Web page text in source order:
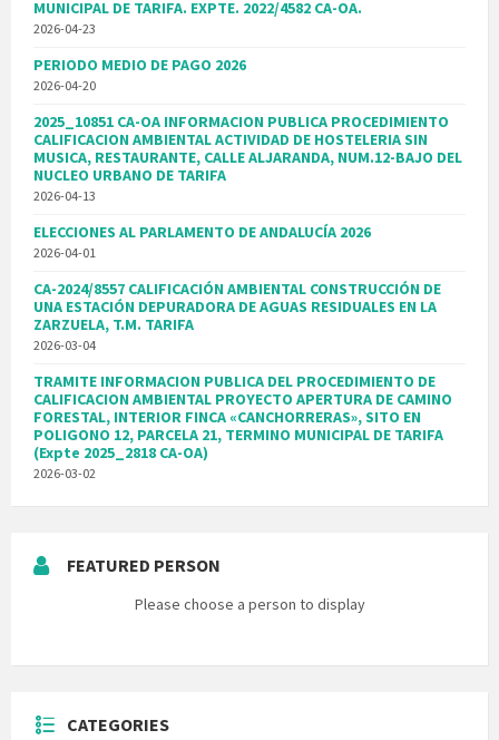
MUNICIPAL DE TARIFA. EXPTE. 2022/4582 CA-OA.
2026-04-23
PERIODO MEDIO DE PAGO 2026
2026-04-20
2025_10851 CA-OA INFORMACION PUBLICA PROCEDIMIENTO
CALIFICACION AMBIENTAL ACTIVIDAD DE HOSTELERIA SIN
MUSICA, RESTAURANTE, CALLE ALJARANDA, NUM.12-BAJO DEL
NUCLEO URBANO DE TARIFA
2026-04-13
ELECCIONES AL PARLAMENTO DE ANDALUCÍA 2026
2026-04-01
CA-2024/8557 CALIFICACIÓN AMBIENTAL CONSTRUCCIÓN DE
UNA ESTACIÓN DEPURADORA DE AGUAS RESIDUALES EN LA
ZARZUELA, T.M. TARIFA
2026-03-04
TRAMITE INFORMACION PUBLICA DEL PROCEDIMIENTO DE
CALIFICACION AMBIENTAL PROYECTO APERTURA DE CAMINO
FORESTAL, INTERIOR FINCA «CANCHORRERAS», SITO EN
POLIGONO 12, PARCELA 21, TERMINO MUNICIPAL DE TARIFA
(Expte 2025_2818 CA-OA)
2026-03-02
FEATURED PERSON
Please choose a person to display
CATEGORIES